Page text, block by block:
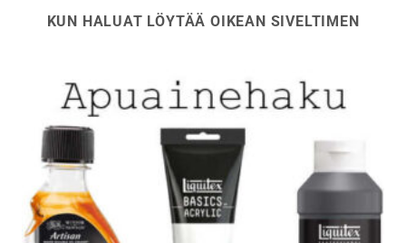
KUN HALUAT LÖYTÄÄ OIKEAN SIVELTIMEN